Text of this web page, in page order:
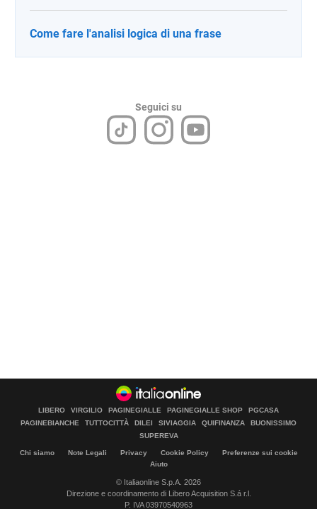
Come fare l'analisi logica di una frase
Seguici su
LIBERO VIRGILIO PAGINEGIALLE PAGINEGIALLE SHOP
PGCASA
PAGINEBIANCHE
TUTTOCITTÀ DILEI SIVIAGGIA QUIFINANZA
BUONISSIMO
SUPEREVA
Chi siamo Note Legali Privacy Cookie Policy
Preferenze sui cookie
Aiuto
© Italiaonline S.p.A. 2026
Direzione e coordinamento di Libero Acquisition S.á r.l.
P. IVA 03970540963